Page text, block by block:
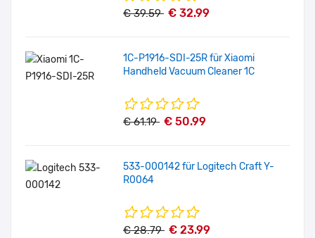
€ 39.59 € 32.99
1C-P1916-SDI-25R für Xiaomi
Handheld Vacuum Cleaner 1C
€ 61.19 € 50.99
533-000142 für Logitech Craft Y-
R0064
€ 28.79 € 23.99